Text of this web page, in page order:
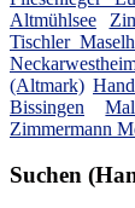
Altmühlsee
Tischler
(Altmark)
Bissingen
Zimmermann
Suchen